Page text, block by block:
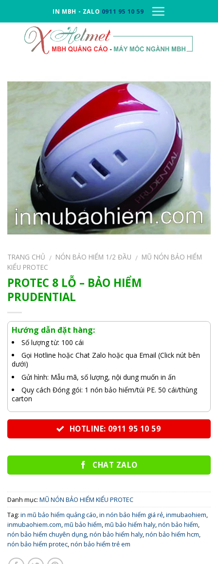
content
IN MBH - ZALO 0911 95 10 59
TRANG CHỦ / NÓN BẢO HIỂM 1/2 ĐẦU / MŨ NÓN BẢO HIỂM
KIỂU PROTEC
PROTEC 8 LỖ – BẢO HIỂM
PRUDENTIAL
Hướng dẫn đặt hàng:
Số lượng từ: 100 cái
Gọi Hotline hoặc Chat Zalo hoặc qua Email (Click nút bên
dưới)
Gửi hình: Mẫu mã, số lượng, nội dung muốn in ấn
Quy cách Đóng gói: 1 nón bảo hiểm/túi PE. 50 cái/thùng
carton
HOTLINE: 0911 95 10 59
CHAT ZALO
Danh mục: MŨ NÓN BẢO HIỂM KIỂU PROTEC
Tag: in mũ bảo hiểm quảng cáo,in nón bảo hiểm giá rẻ,inmubaohiem,
inmubaohiem.com,mũ bảo hiểm,mũ bảo hiểm haly,nón bảo hiểm,
nón bảo hiểm chuyên dụng,nón bảo hiểm haly,nón bảo hiểm hcm,
nón bảo hiểm protec,nón bảo hiểm trẻ em